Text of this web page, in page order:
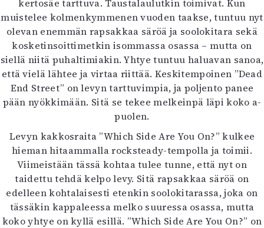
kertosäe tarttuva. Taustalaulutkin toimivat. Kun
muistelee kolmenkymmenen vuoden taakse, tuntuu nyt
olevan enemmän rapsakkaa säröä ja soolokitara sekä
kosketinsoittimetkin isommassa osassa – mutta on
siellä niitä puhaltimiakin. Yhtye tuntuu haluavan sanoa,
että vielä lähtee ja virtaa riittää. Keskitempoinen ”Dead
End Street” on levyn tarttuvimpia, ja poljento panee
pään nyökkimään. Sitä se tekee melkeinpä läpi koko a-
puolen.
Levyn kakkosraita ”Which Side Are You On?” kulkee
hieman hitaammalla rocksteady-tempolla ja toimii.
Viimeistään tässä kohtaa tulee tunne, että nyt on
taidettu tehdä kelpo levy. Sitä rapsakkaa säröä on
edelleen kohtalaisesti etenkin soolokitarassa, joka on
tässäkin kappaleessa melko suuressa osassa, mutta
koko yhtye on kyllä esillä. ”Which Side Are You On?” on